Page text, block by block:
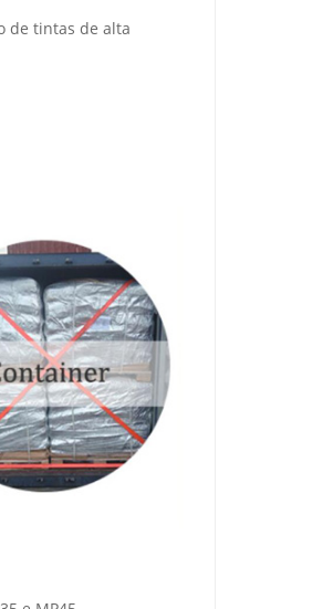
de tintas de alta